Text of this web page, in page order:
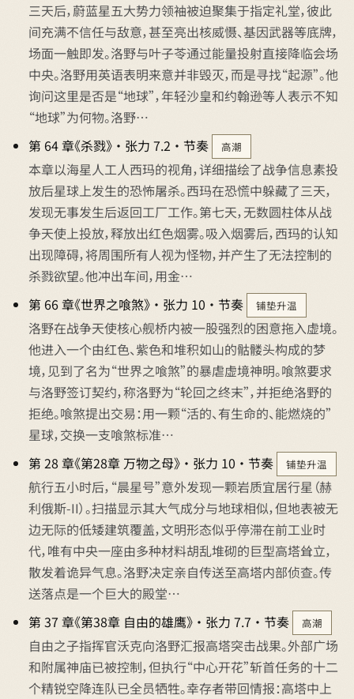
三天后，蔚蓝星五大势力领袖被迫聚集于指定礼堂，彼此
间充满不信任与敌意，甚至亮出核威慑、基因武器等底牌，
场面一触即发。洛野与叶子苓通过能量投射直接降临会场
中央。洛野用英语表明来意并非毁灭，而是寻找“起源”。他
询问这里是否是“地球”，年轻沙皇和约翰逊等人表示不知
“地球”为何物。洛野…
第 64 章《杀戮》 · 张力 7.2 · 节奏
高潮
本章以海星人工人西玛的视角，详细描绘了战争信息素投
放后星球上发生的恐怖屠杀。西玛在恐慌中躲藏了三天，
发现无事发生后返回工厂工作。第七天，无数圆柱体从战
争天使上投放，释放出红色烟雾。吸入烟雾后，西玛的认知
出现障碍，将周围所有人视为怪物，并产生了无法控制的
杀戮欲望。他冲出车间，用金…
第 66 章《世界之喰煞》 · 张力 10 · 节奏
铺垫升温
洛野在战争天使核心舰桥内被一股强烈的困意拖入虚境。
他进入一个由红色、紫色和堆积如山的骷髅头构成的梦
境，见到了名为“世界之喰煞”的暴虐虚境神明。喰煞要求
与洛野签订契约，称洛野为“轮回之终末”，并拒绝洛野的
拒绝。喰煞提出交易：用一颗“活的、有生命的、能燃烧的”
星球，交换一支喰煞标准…
第 28 章《第28章 万物之母》 · 张力 10 · 节奏
铺垫升温
航行五小时后，“晨星号”意外发现一颗岩质宜居行星（赫
利俄斯-II）。扫描显示其大气成分与地球相似，但地表被无
边无际的低矮建筑覆盖，文明形态似乎停滞在前工业时
代，唯有中央一座由多种材料胡乱堆砌的巨型高塔耸立，
散发着诡异气息。洛野决定亲自传送至高塔内部侦查。传
送落点是一个巨大的殿堂…
第 37 章《第38章 自由的雄鹰》 · 张力 7.7 · 节奏
高潮
自由之子指挥官沃克向洛野汇报高塔突击战果。外部广场
和附属神庙已被控制，但执行“中心开花”斩首任务的十二
个精锐空降连队已全员牺牲。幸存者带回情报：高塔中上